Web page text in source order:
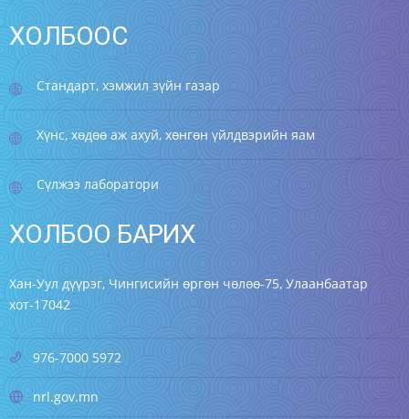
ХОЛБООС
Стандарт, хэмжил зүйн газар
Хүнс, хөдөө аж ахуй, хөнгөн үйлдвэрийн яам
Сүлжээ лаборатори
ХОЛБОО БАРИХ
Хан-Уул дүүрэг, Чингисийн өргөн чөлөө-75, Улаанбаатар
хот-17042
976-7000 5972
nrl.gov.mn